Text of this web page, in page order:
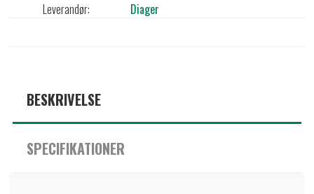
Leverandør:
Diager
BESKRIVELSE
SPECIFIKATIONER